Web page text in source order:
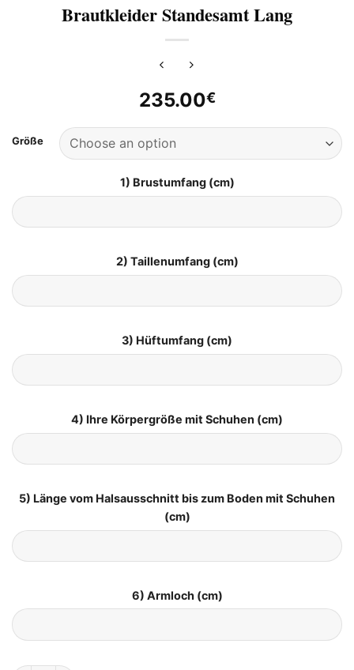
Brautkleider Standesamt Lang
235.00€
Größe
1) Brustumfang (cm)
2) Taillenumfang (cm)
3) Hüftumfang (cm)
4) Ihre Körpergröße mit Schuhen (cm)
5) Länge vom Halsausschnitt bis zum Boden mit Schuhen
(cm)
6) Armloch (cm)